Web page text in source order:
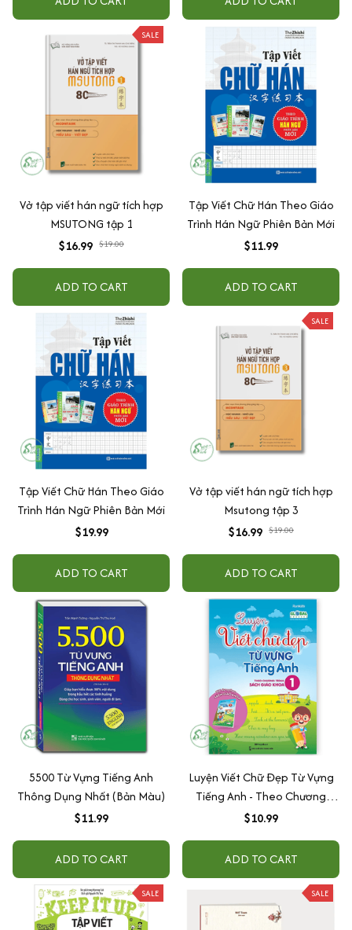
SALE
Vở tập viết hán ngữ tích hợp
MSUTONG tập 1
$16.99 $19.00
ADD TO CART
Tập Viết Chữ Hán Theo Giáo
Trình Hán Ngữ Phiên Bản Mới
$11.99
ADD TO CART
Tập Viết Chữ Hán Theo Giáo
Trình Hán Ngữ Phiên Bản Mới
$19.99
ADD TO CART
SALE
Vở tập viết hán ngữ tích hợp
Msutong tập 3
$16.99 $19.00
ADD TO CART
5500 Từ Vựng Tiếng Anh
Thông Dụng Nhất (Bản Màu)
$11.99
ADD TO CART
Luyện Viết Chữ Đẹp Từ Vựng
Tiếng Anh - Theo Chương
Trình Sách Giáo Khoa 1
$10.99
ADD TO CART
SALE SALE